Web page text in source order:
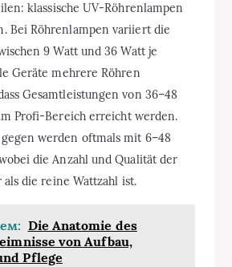
klassische UV-Röhrenlampen
Bei Röhrenlampen variiert die
9 Watt und 36 Watt je
Geräte mehrere Röhren
Gesamtleistungen von 36–48
Profi-Bereich erreicht werden.
werden oftmals mit 6–48
die Anzahl und Qualität der
die reine Wattzahl ist.
Die Anatomie des
von Aufbau,
Pflege